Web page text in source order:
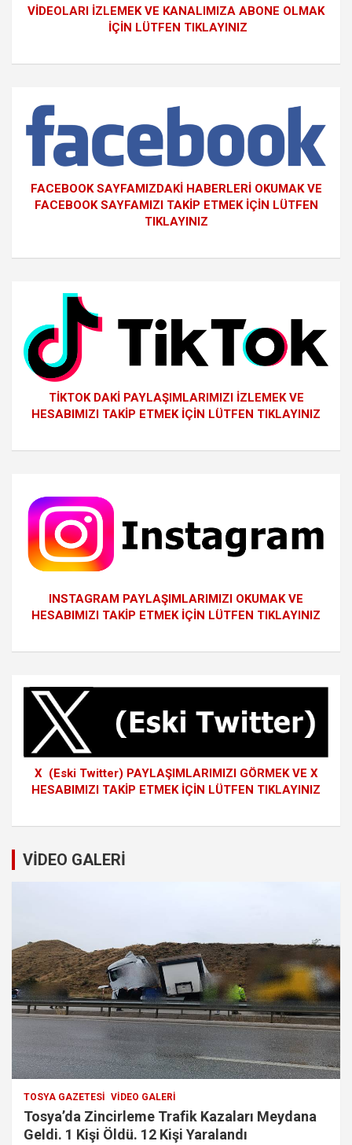
VİDEOLARI İZLEMEK VE KANALIMIZA ABONE OLMAK
İÇİN LÜTFEN TIKLAYINIZ
FACEBOOK SAYFAMIZDAKİ HABERLERİ OKUMAK VE
FACEBOOK SAYFAMIZI TAKİP ETMEK İÇİN LÜTFEN
TIKLAYINIZ
TİKTOK DAKİ PAYLAŞIMLARIMIZI İZLEMEK VE
HESABIMIZI TAKİP ETMEK İÇİN LÜTFEN TIKLAYINIZ
INSTAGRAM PAYLAŞIMLARIMIZI OKUMAK VE
HESABIMIZI TAKİP ETMEK İÇİN LÜTFEN TIKLAYINIZ
X (Eski Twitter) PAYLAŞIMLARIMIZI GÖRMEK VE X
HESABIMIZI TAKİP ETMEK İÇİN LÜTFEN TIKLAYINIZ
VİDEO GALERİ
TOSYA GAZETESI VIDEO GALERI
Tosya’da Zincirleme Trafik Kazaları Meydana
Geldi. 1 Kişi Öldü. 12 Kişi Yaralandı